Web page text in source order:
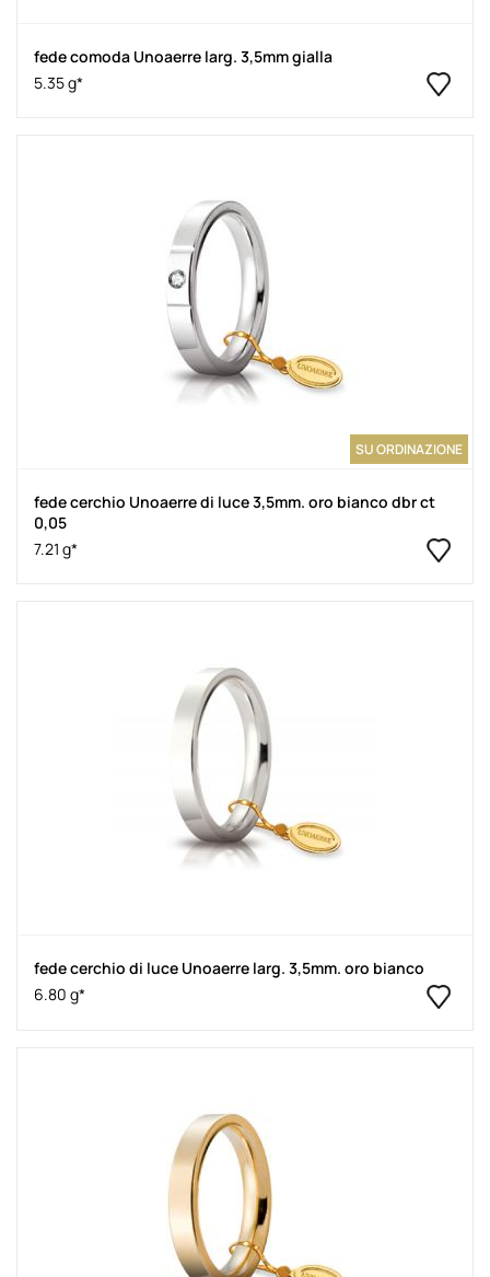
fede comoda Unoaerre larg. 3,5mm gialla
5.35 g*
SU ORDINAZIONE
fede cerchio Unoaerre di luce 3,5mm. oro bianco dbr ct
0,05
7.21 g*
fede cerchio di luce Unoaerre larg. 3,5mm. oro bianco
6.80 g*